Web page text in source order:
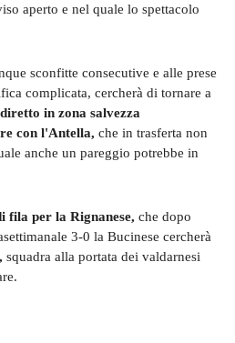
aperto e nel quale lo spettacolo
sconfitte consecutive e alle prese
complicata, cercherà di tornare a
in zona salvezza
con l'Antella, che in trasferta non
anche un pareggio potrebbe in
fila per la Rignanese, che dopo
3-0 la Bucinese cercherà
squadra alla portata dei valdarnesi